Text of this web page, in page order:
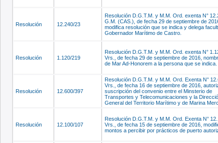
Resolución 12.240/23
Resolución D.G.T.M. y M.M. Ord. exenta N°
G.M. (CAS.), de fecha 29 de septiembre de
modifica resolución que se indica y delega
Gobernador Marítimo de Castro.
Resolución 1.120/219
Resolución D.G.T.M. y M.M. Ord. exenta N°
Vrs., de fecha 29 de septiembre de 2016,
de Mar Ad-Honorem a la persona que se indica.
Resolución 12.600/397
Resolución D.G.T.M. y M.M. Ord. Exenta N°
Vrs., de fecha 16 de septiembre de 2016,
suscripción del convenio entre el Minsterio de
Transportes y Telecomunicaciones y la
General del Territorio Marítimo y de Marina
Resolución 12.100/107
Resolución D.G.T.M. y M.M. Ord. Exenta N°
Vrs., de fecha 15 de septiembre de 2016,
montos a percibir por prácticos de puerto